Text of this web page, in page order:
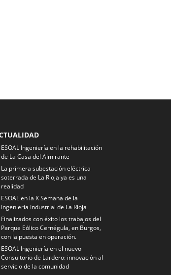
ESOAL Ingeniería en la rehabilitación
de La Casa del Almirante
La primera subestación eléctrica
soterrada de La Rioja ya es una
realidad
ESOAL en la X Semana de la
Ingeniería Industrial de La Rioja
Finalizados con éxito los trabajos del
Parque Eólico Cernégula, en Burgos,
con la puesta en operación.
ESOAL Ingeniería en el nuevo
Consultorio de Lardero: innovación al
servicio de la comunidad